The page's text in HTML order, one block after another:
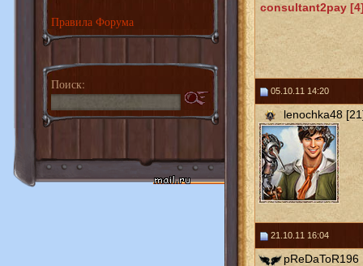
Правила Форума
Поиск:
consultant2pay
05.10.11 14:20
lenochka48
21.10.11 16:04
pReDaToR196